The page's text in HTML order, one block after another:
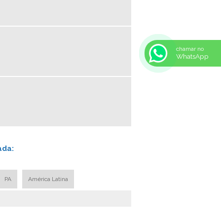
CHAPA PARA CARROCERIA DE
CAMINHAO
FABRICA DE AUTO PEÇAS LINHA PESADA
PA América Latina
chamar no
WhatsApp